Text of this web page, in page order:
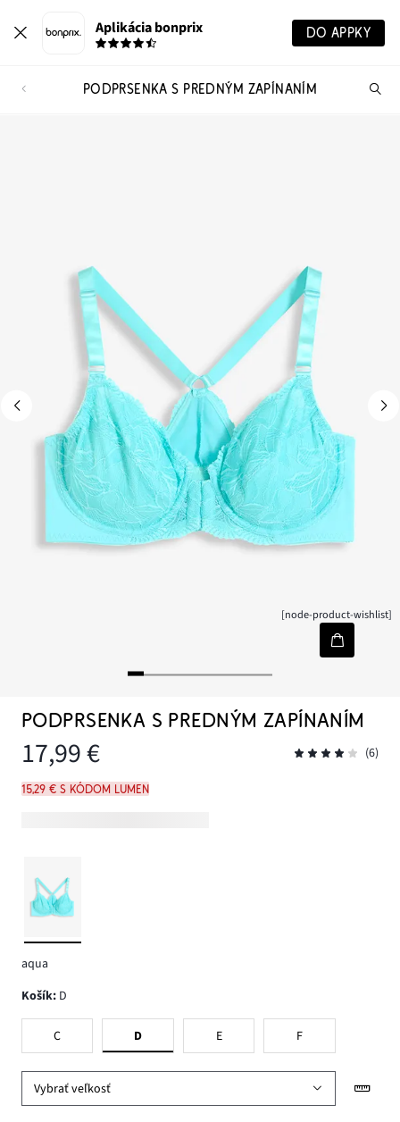
Aplikácia bonprix DO APPKY
PODPRSENKA S PREDNÝM ZAPÍNANÍM
[node-product-wishlist]
PODPRSENKA S PREDNÝM ZAPÍNANÍM
17,99 € (6)
15,29 € s kódom LUMEN
aqua
Košík: D
C D E F
Vybrať veľkosť